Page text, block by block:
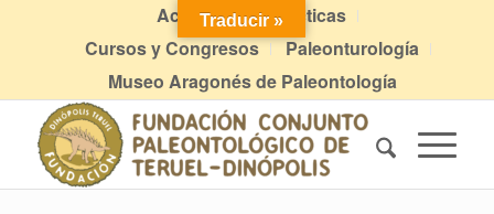
Actividades didácticas
Cursos y Congresos
Paleonturología
Museo Aragonés de Paleontología
Traducir »